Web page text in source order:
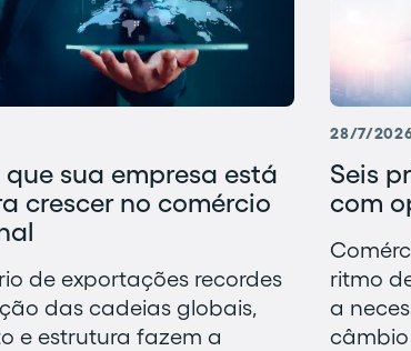
sua empresa está
crescer no comércio
de exportações recordes
das cadeias globais,
e estrutura fazem a
28/7/
Seis
com
ritmo
a